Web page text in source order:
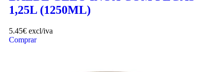
1,25L (1250ML)
5.45€ excl/iva
Comprar